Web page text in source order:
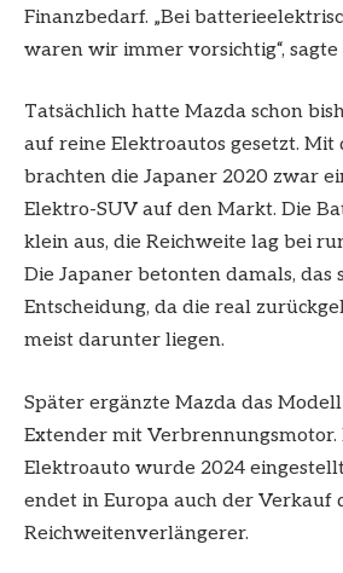
Finanzbedarf. „Bei
waren wir immer vorsichtig“, sagte
Tatsächlich hatte Mazda schon
auf reine Elektroautos gesetzt. Mit
brachten die Japaner 2020 zwar
Elektro-SUV auf den Markt. Die
klein aus, die Reichweite lag bei
Die Japaner betonten damals, das
Entscheidung, da die real
meist darunter liegen.
Später ergänzte Mazda das
Extender mit Verbrennungsmotor.
Elektroauto wurde 2024
endet in Europa auch der Verkauf
Reichweitenverlängerer.